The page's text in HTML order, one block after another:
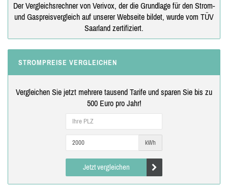
Der Vergleichsrechner von Verivox, der die Grundlage für den Strom-
und Gaspreisvergleich auf unserer Webseite bildet, wurde vom TÜV
Saarland zertifiziert.
STROMPREISE VERGLEICHEN
Vergleichen Sie jetzt mehrere tausend Tarife und sparen Sie bis zu
500 Euro pro Jahr!
kWh
Jetzt vergleichen